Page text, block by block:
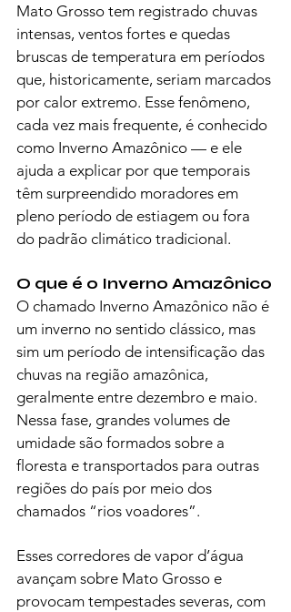
Mato Grosso tem registrado chuvas
intensas, ventos fortes e quedas
bruscas de temperatura em períodos
que, historicamente, seriam marcados
por calor extremo. Esse fenômeno,
cada vez mais frequente, é conhecido
como Inverno Amazônico — e ele
ajuda a explicar por que temporais
têm surpreendido moradores em
pleno período de estiagem ou fora
do padrão climático tradicional.
O que é o Inverno Amazônico
O chamado Inverno Amazônico não é
um inverno no sentido clássico, mas
sim um período de intensificação das
chuvas na região amazônica,
geralmente entre dezembro e maio.
Nessa fase, grandes volumes de
umidade são formados sobre a
floresta e transportados para outras
regiões do país por meio dos
chamados “rios voadores”.
Esses corredores de vapor d’água
avançam sobre Mato Grosso e
provocam tempestades severas, com